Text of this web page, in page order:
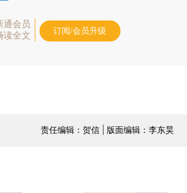
通会员
读全文
订阅/会员升级
责任编辑：贺信 | 版面编辑：李东昊